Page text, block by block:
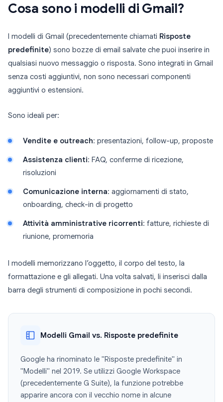
Cosa sono i modelli di Gmail?
I modelli di Gmail (precedentemente chiamati Risposte
predefinite) sono bozze di email salvate che puoi inserire in
qualsiasi nuovo messaggio o risposta. Sono integrati in Gmail
senza costi aggiuntivi, non sono necessari componenti
aggiuntivi o estensioni.
Sono ideali per:
Vendite e outreach: presentazioni, follow-up, proposte
Assistenza clienti: FAQ, conferme di ricezione,
risoluzioni
Comunicazione interna: aggiornamenti di stato,
onboarding, check-in di progetto
Attività amministrative ricorrenti: fatture, richieste di
riunione, promemoria
I modelli memorizzano l’oggetto, il corpo del testo, la
formattazione e gli allegati. Una volta salvati, li inserisci dalla
barra degli strumenti di composizione in pochi secondi.
Modelli Gmail vs. Risposte predefinite
Google ha rinominato le "Risposte predefinite" in
"Modelli" nel 2019. Se utilizzi Google Workspace
(precedentemente G Suite), la funzione potrebbe
apparire ancora con il vecchio nome in alcune